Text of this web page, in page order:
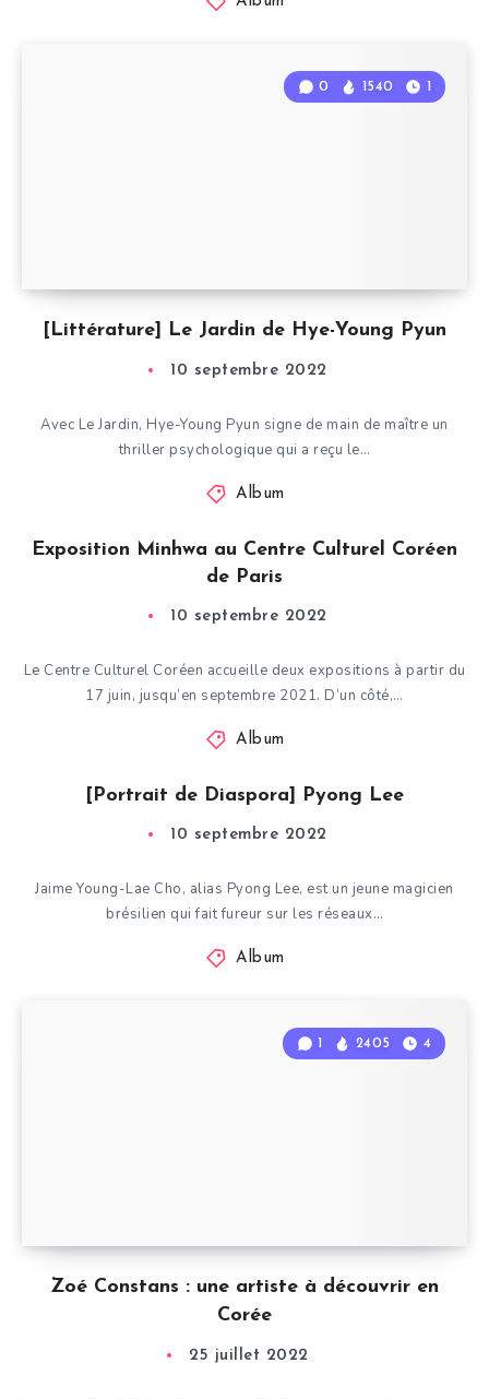
[Littérature] Le Jardin de Hye-Young Pyun
0 1540 1
10 septembre 2022
Avec Le Jardin, Hye-Young Pyun signe de main de maître un
thriller psychologique qui a reçu le…
Album
Exposition Minhwa au Centre Culturel Coréen
de Paris
10 septembre 2022
Le Centre Culturel Coréen accueille deux expositions à partir du
17 juin, jusqu’en septembre 2021. D’un côté,…
Album
[Portrait de Diaspora] Pyong Lee
10 septembre 2022
Jaime Young-Lae Cho, alias Pyong Lee, est un jeune magicien
brésilien qui fait fureur sur les réseaux…
Album
Zoé Constans : une artiste à découvrir en
Corée
1 2405 4
25 juillet 2022